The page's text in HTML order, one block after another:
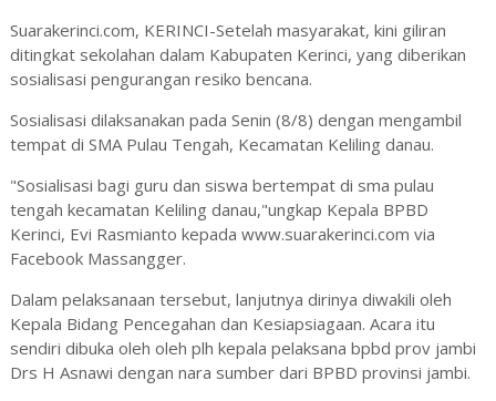
Suarakerinci.com, KERINCI-Setelah masyarakat, kini giliran
ditingkat sekolahan dalam Kabupaten Kerinci, yang diberikan
sosialisasi pengurangan resiko bencana.
Sosialisasi dilaksanakan pada Senin (8/8) dengan mengambil
tempat di SMA Pulau Tengah, Kecamatan Keliling danau.
"Sosialisasi bagi guru dan siswa bertempat di sma pulau
tengah kecamatan Keliling danau,"ungkap Kepala BPBD
Kerinci, Evi Rasmianto kepada www.suarakerinci.com via
Facebook Massangger.
Dalam pelaksanaan tersebut, lanjutnya dirinya diwakili oleh
Kepala Bidang Pencegahan dan Kesiapsiagaan. Acara itu
sendiri dibuka oleh oleh plh kepala pelaksana bpbd prov jambi
Drs H Asnawi dengan nara sumber dari BPBD provinsi jambi.